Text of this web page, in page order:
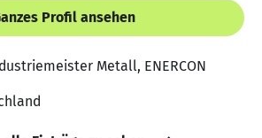
Profil ansehen
Metall, ENERCON